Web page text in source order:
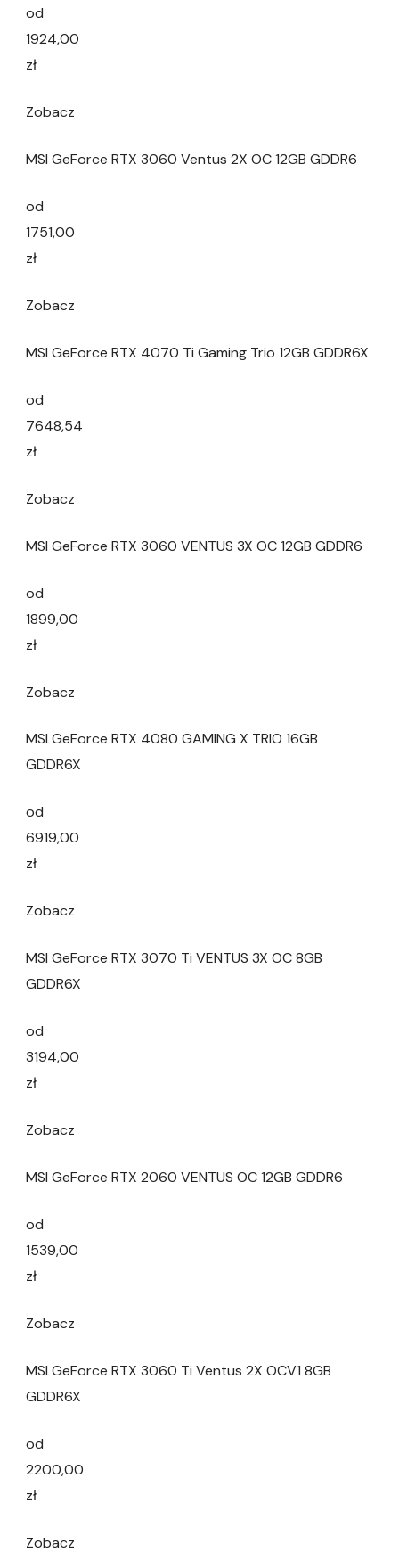
od
1924,00
zł
Zobacz
MSI GeForce RTX 3060 Ventus 2X OC 12GB GDDR6
od
1751,00
zł
Zobacz
MSI GeForce RTX 4070 Ti Gaming Trio 12GB GDDR6X
od
7648,54
zł
Zobacz
MSI GeForce RTX 3060 VENTUS 3X OC 12GB GDDR6
od
1899,00
zł
Zobacz
MSI GeForce RTX 4080 GAMING X TRIO 16GB
GDDR6X
od
6919,00
zł
Zobacz
MSI GeForce RTX 3070 Ti VENTUS 3X OC 8GB
GDDR6X
od
3194,00
zł
Zobacz
MSI GeForce RTX 2060 VENTUS OC 12GB GDDR6
od
1539,00
zł
Zobacz
MSI GeForce RTX 3060 Ti Ventus 2X OCV1 8GB
GDDR6X
od
2200,00
zł
Zobacz